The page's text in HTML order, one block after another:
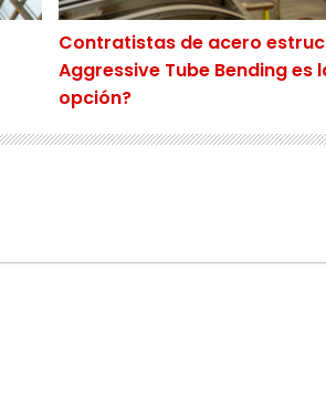
Contratistas de acero
Aggressive Tube Bending es
opción?